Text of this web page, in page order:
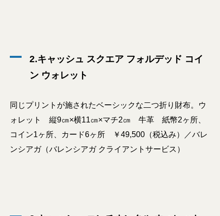
2.キャッシュ スクエア フォルデッド コイ
ン ウォレット
同じプリントが施されたベーシックな二つ折り財布。ウ
ォレット 縦9㎝×横11㎝×マチ2㎝ 牛革 紙幣2ヶ所、
コイン1ヶ所、カード6ヶ所 ￥49,500（税込み）／バレ
ンシアガ（バレンシアガ クライアントサービス）